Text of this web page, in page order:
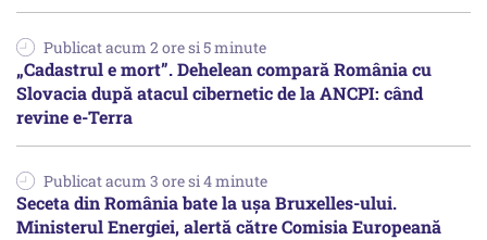
Publicat acum 2 ore si 5 minute
„Cadastrul e mort”. Dehelean compară România cu
Slovacia după atacul cibernetic de la ANCPI: când
revine e-Terra
Publicat acum 3 ore si 4 minute
Seceta din România bate la ușa Bruxelles-ului.
Ministerul Energiei, alertă către Comisia Europeană